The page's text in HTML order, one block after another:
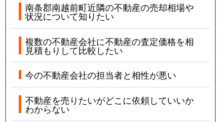
南条郡南越前町近隣の不動産の売却相場や
状況について知りたい
複数の不動産会社に不動産の査定価格を相
見積もりして比較したい
今の不動産会社の担当者と相性が悪い
不動産を売りたいがどこに依頼していいか
わからない